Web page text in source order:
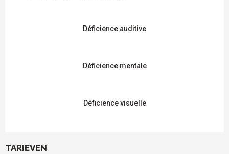
Déficience auditive
Déficience mentale
Déficience visuelle
TARIEVEN